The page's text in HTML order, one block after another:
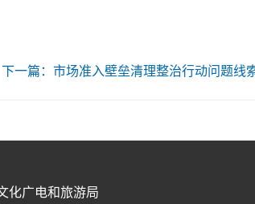
下一篇：市场准入壁垒清理整治行动问题线
化广电和旅游局